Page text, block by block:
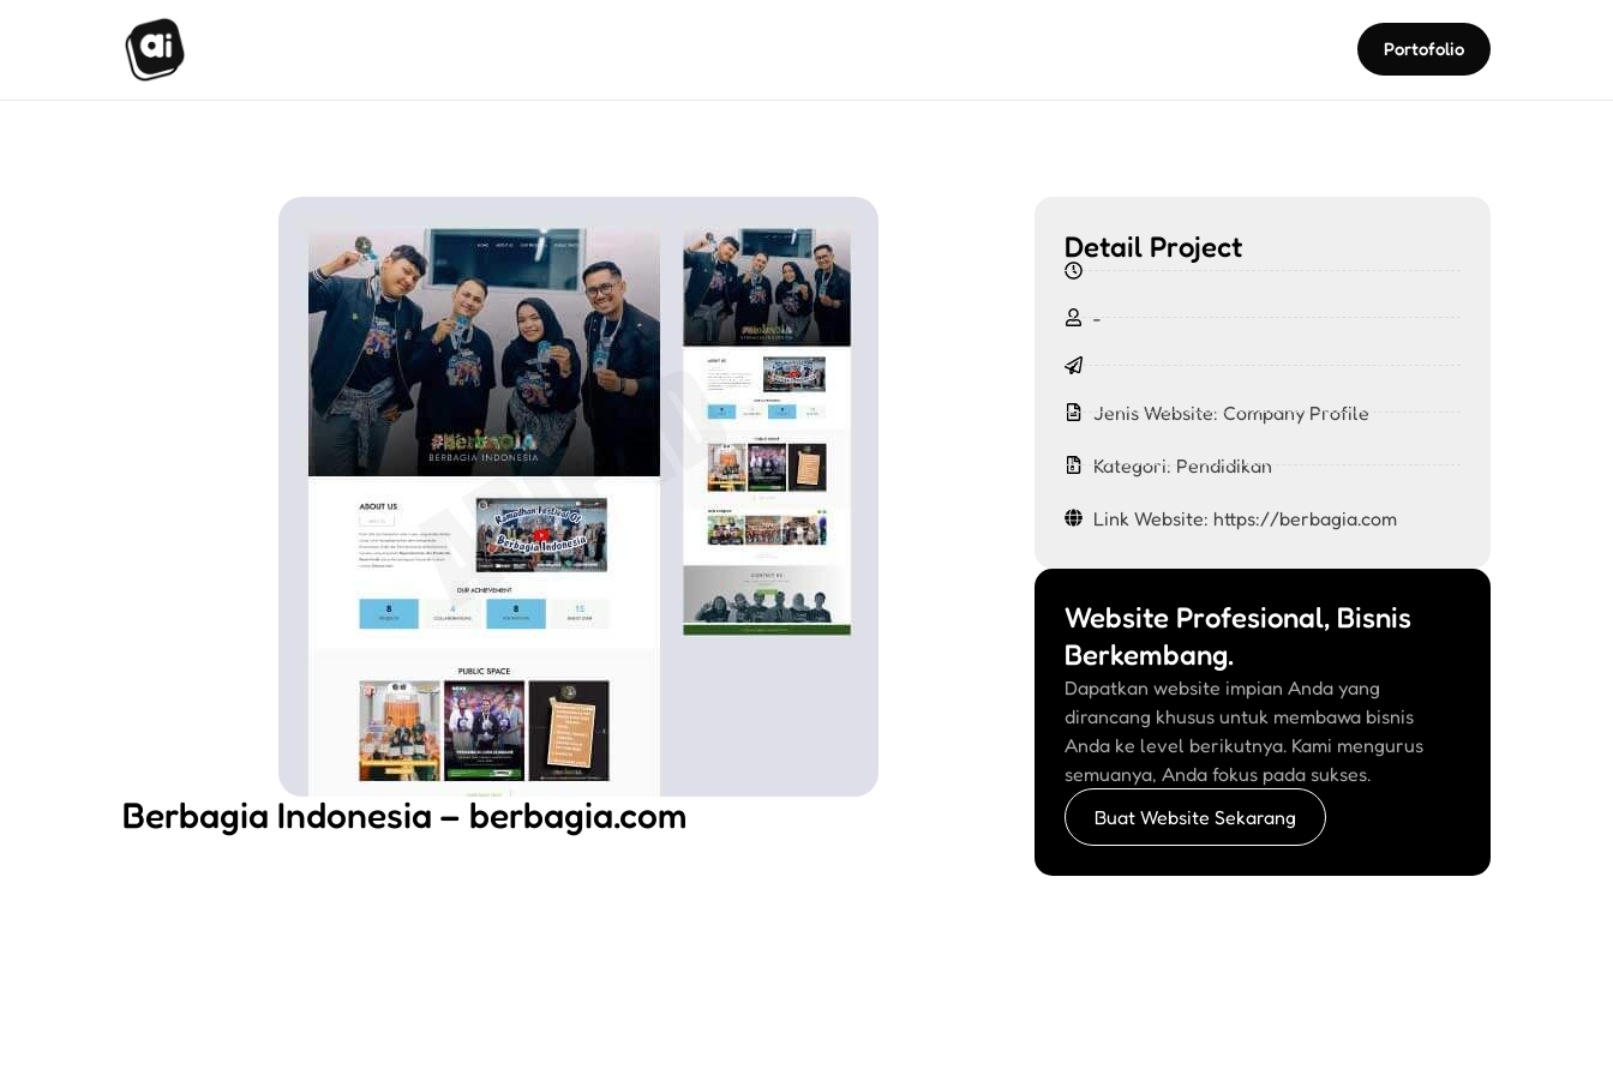
Portofolio
Berbagia Indonesia – berbagia.com
Detail Project
-
Jenis Website: Company Profile
Kategori: Pendidikan
Link Website: https://berbagia.com
Website Profesional, Bisnis
Berkembang.
Dapatkan website impian Anda yang
dirancang khusus untuk membawa bisnis
Anda ke level berikutnya. Kami mengurus
semuanya, Anda fokus pada sukses.
Buat Website Sekarang